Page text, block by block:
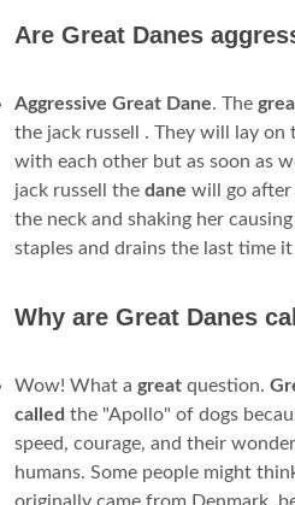
Are Great Danes
Aggressive Great Dane. The
the jack russell . They will lay on
with each other but as soon as
jack russell the dane will go after
the neck and shaking her causing
staples and drains the last time it
Why are Great Danes
Wow! What a great question.
called the "Apollo" of dogs
speed, courage, and their
humans. Some people might